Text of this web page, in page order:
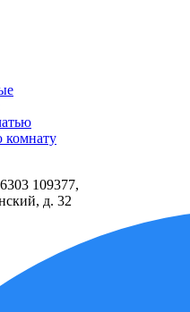
комнату
109377,
д. 32